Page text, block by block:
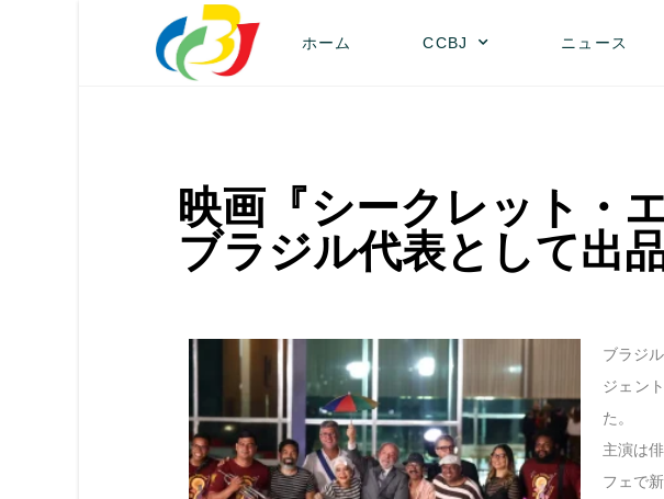
ホーム CCBJ ニュース
映画『シークレット・
ブラジル代表として出
ブラジ
ジェン
た。
主演は
フェで